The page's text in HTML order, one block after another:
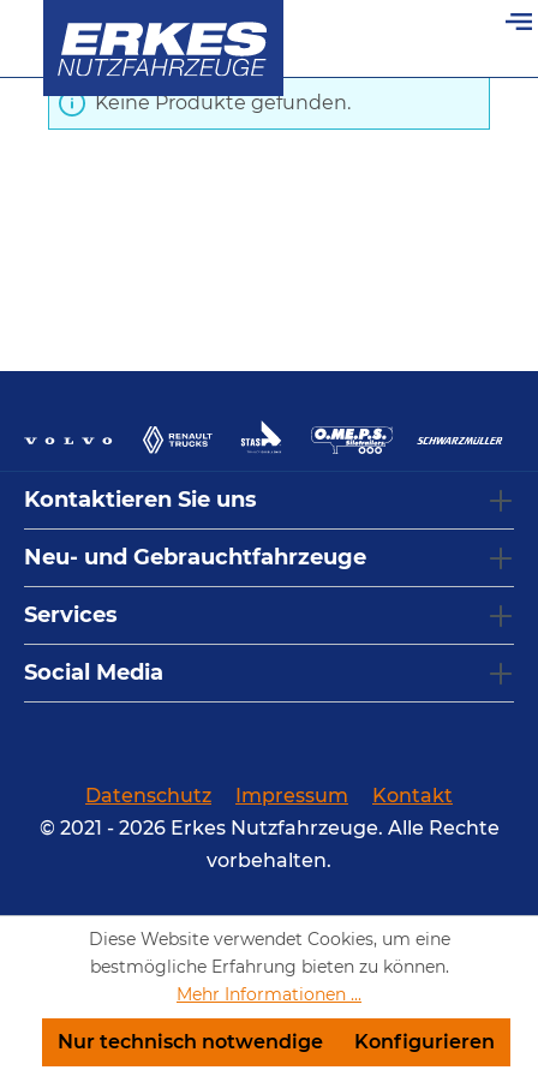
springen
Ersatzteile für Chassis
Keine Produkte gefunden.
Kontaktieren Sie uns
Neu- und Gebrauchtfahrzeuge
Services
Social Media
Datenschutz Impressum
Kontakt
© 2021 - 2026 Erkes Nutzfahrzeuge. Alle Rechte
vorbehalten.
Diese Website verwendet Cookies, um eine
bestmögliche Erfahrung bieten zu können.
Mehr Informationen ...
Nur technisch notwendige Konfigurieren